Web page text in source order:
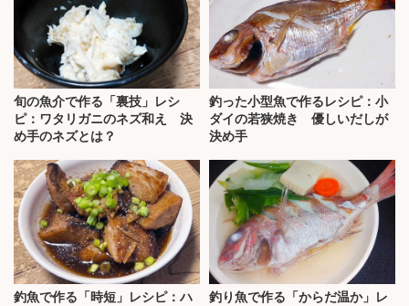
旬の魚介で作る「裏技」レシ
ピ：ワタリガニのネズ和え 決
め手のネズとは？
釣った小型魚で作るレシピ：小
ダイの若狭焼き 優しいだしが
決め手
釣魚で作る「時短」レシピ：ハ
釣り魚で作る「からだ温か」レ